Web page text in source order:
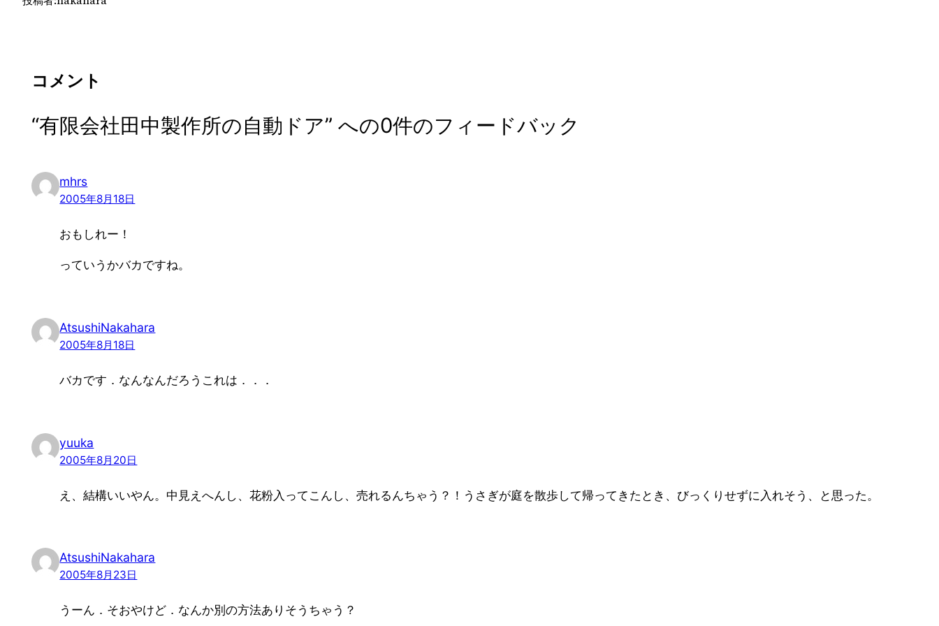
コメント
“有限会社田中製作所の自動ドア” への0件のフィードバック
mhrs
2005年8月18日
おもしれー！
っていうかバカですね。
AtsushiNakahara
2005年8月18日
バカです．なんなんだろうこれは．．．
yuuka
2005年8月20日
え、結構いいやん。中見えへんし、花粉入ってこんし、売れるんちゃう？！うさぎが庭を散歩して帰ってきたとき、びっくりせずに入れそう、と思った。
AtsushiNakahara
2005年8月23日
うーん．そおやけど．なんか別の方法ありそうちゃう？